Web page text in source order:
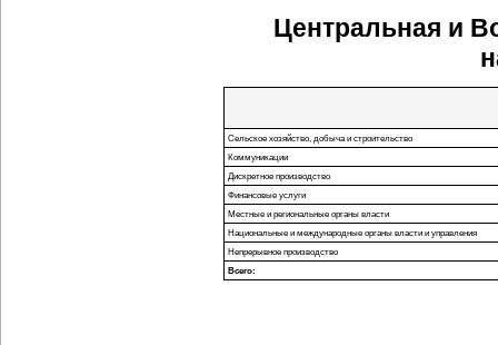
Центральная и
Сельское хозяйство, добыча и строительство
Коммуникации
Дискретное производство
Финансовые услуги
Местные и региональные органы власти
Национальные и международные органы власти и управления
Непрерывное производство
Всего: